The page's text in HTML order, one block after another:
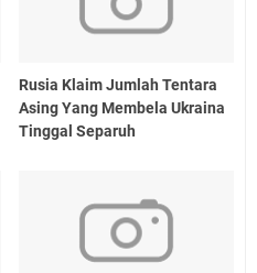
Rusia Klaim Jumlah Tentara
Asing Yang Membela Ukraina
Tinggal Separuh